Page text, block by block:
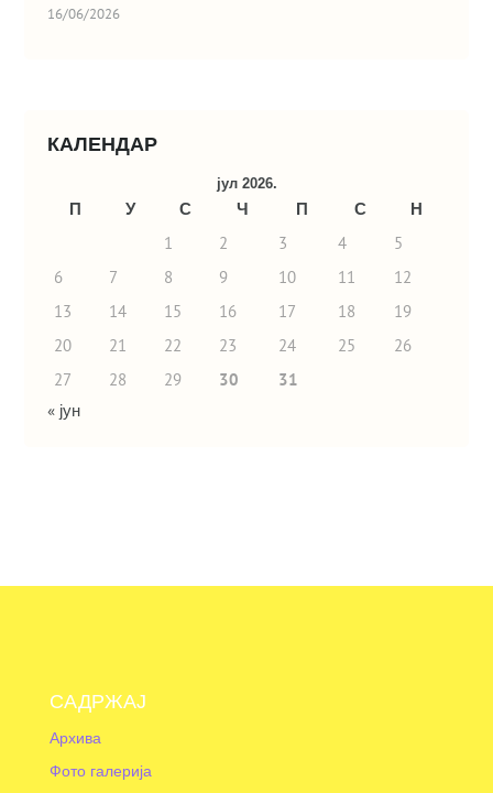
16/06/2026
КАЛЕНДАР
јул 2026.
П У С Ч П С
Н
1
2 3 4
5
6
7 8 9 10 11
12
13
14 15 16 17 18
19
20
21 22 23 24 25
26
27
28 29 30
31
« јун
САДРЖАЈ
Архива
Фото галерија